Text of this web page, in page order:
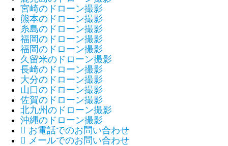
宮崎のドローン撮影
熊本のドローン撮影
糸島のドローン撮影
福岡のドローン撮影
福岡のドローン撮影
久留米のドローン撮影
長崎のドローン撮影
大分のドローン撮影
山口のドローン撮影
佐賀のドローン撮影
北九州のドローン撮影
沖縄のドローン撮影
 お電話でのお問い合わせ
 メールでのお問い合わせ